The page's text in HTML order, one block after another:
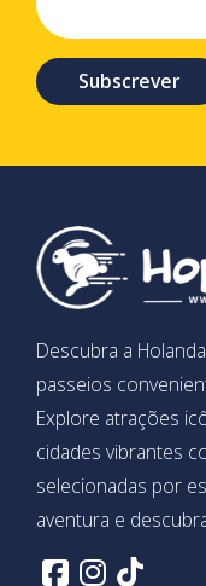
Subscrever
Descubra a
passeios
Explore atrações
cidades vibrantes
selecionadas por
aventura e